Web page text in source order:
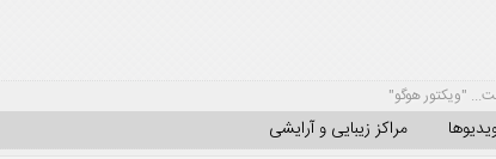
"ویکتور هوگو"
مراکز زیبایی و آرایشی